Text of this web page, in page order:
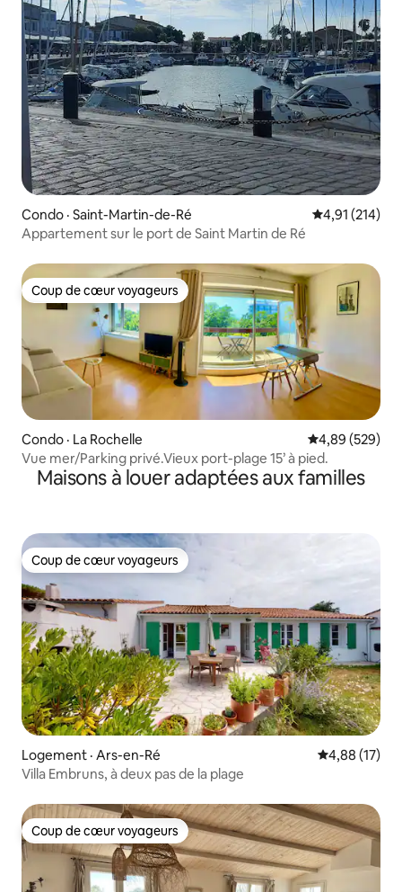
Condo · Saint-Martin-de-Ré Note
4,91 (214)
Appartement sur le port de Saint Martin de Ré
Coup de cœur voyageurs
Coup de cœur voyageurs
Condo · La Rochelle Note
4,89 (529)
Vue mer/Parking privé.Vieux port-plage 15’ à pied.
Maisons à louer adaptées aux familles
Coup de cœur voyageurs
Coup de cœur voyageurs
Logement · Ars-en-Ré Note
4,88 (17)
Villa Embruns, à deux pas de la plage
Coup de cœur voyageurs
Coup de cœur voyageurs